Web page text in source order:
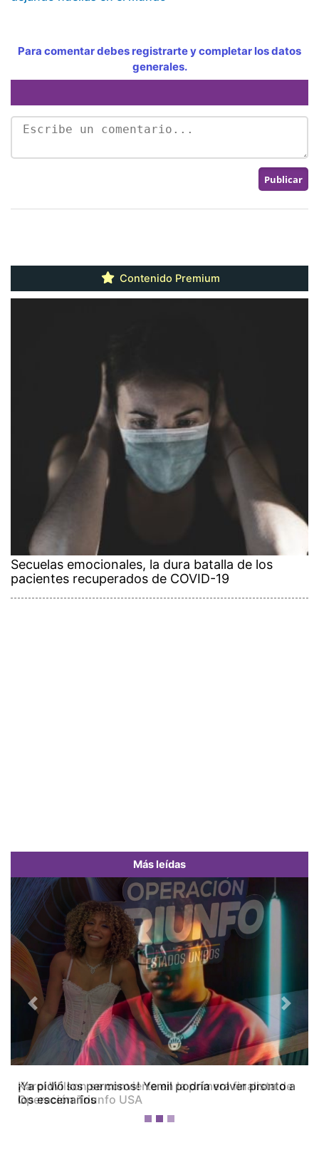
Para comentar debes registrarte y completar los datos
generales.
Contenido Premium
Secuelas emocionales, la dura batalla de los
pacientes recuperados de COVID-19
Más leídas
Karol Wilson se convierte en la primera finalista de
Operación Triunfo USA
Previous Next